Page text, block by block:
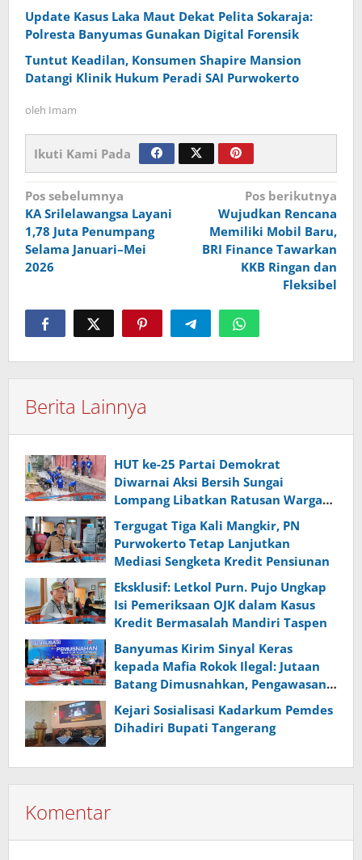
Update Kasus Laka Maut Dekat Pelita Sokaraja:
Polresta Banyumas Gunakan Digital Forensik
Tuntut Keadilan, Konsumen Shapire Mansion
Datangi Klinik Hukum Peradi SAI Purwokerto
oleh Imam
Ikuti Kami Pada
Navigasi
pos
Pos sebelumnya
KA Srilelawangsa Layani
1,78 Juta Penumpang
Selama Januari–Mei
2026
Pos berikutnya
Wujudkan Rencana
Memiliki Mobil Baru,
BRI Finance Tawarkan
KKB Ringan dan
Fleksibel
Berita Lainnya
HUT ke-25 Partai Demokrat
Diwarnai Aksi Bersih Sungai
Lompang Libatkan Ratusan Warga
Banyumas
Tergugat Tiga Kali Mangkir, PN
Purwokerto Tetap Lanjutkan
Mediasi Sengketa Kredit Pensiunan
Eksklusif: Letkol Purn. Pujo Ungkap
Isi Pemeriksaan OJK dalam Kasus
Kredit Bermasalah Mandiri Taspen
Banyumas Kirim Sinyal Keras
kepada Mafia Rokok Ilegal: Jutaan
Batang Dimusnahkan, Pengawasan
Diperketat
Kejari Sosialisasi Kadarkum Pemdes
Dihadiri Bupati Tangerang
Komentar